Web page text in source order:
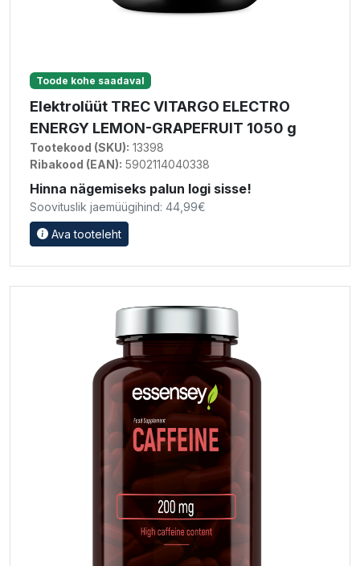
Toode kohe saadaval
Elektrolüüt TREC VITARGO ELECTRO
ENERGY LEMON-GRAPEFRUIT 1050 g
Tootekood (SKU): 13398
Ribakood (EAN): 5902114040338
Hinna nägemiseks palun logi sisse!
Soovituslik jaemüügihind: 44,99€
Ava tooteleht